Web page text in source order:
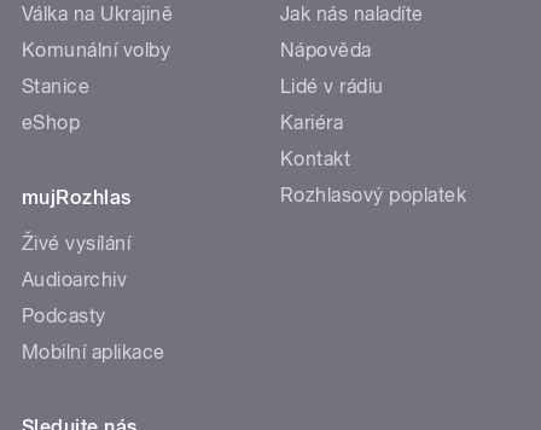
Válka na Ukrajině
Komunální volby
Stanice
eShop
mujRozhlas
Živé vysílání
Audioarchiv
Podcasty
Mobilní aplikace
Jak nás naladíte
Nápověda
Lidé v rádiu
Kariéra
Kontakt
Rozhlasový poplatek